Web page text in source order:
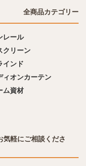
全商品カテゴリー
レール
クリーン
インド
ィオンカーテン
ム資材
軽にご相談くださ